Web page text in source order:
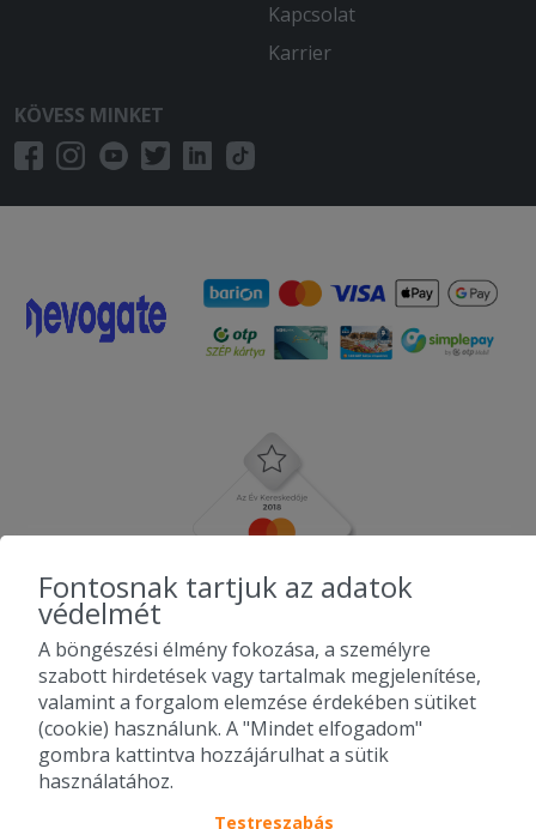
Kapcsolat
Karrier
KÖVESS MINKET
Fontosnak tartjuk az adatok
védelmét
A böngészési élmény fokozása, a személyre
szabott hirdetések vagy tartalmak megjelenítése,
valamint a forgalom elemzése érdekében sütiket
(cookie) használunk. A "Mindet elfogadom"
gombra kattintva hozzájárulhat a sütik
használatához.
Testreszabás